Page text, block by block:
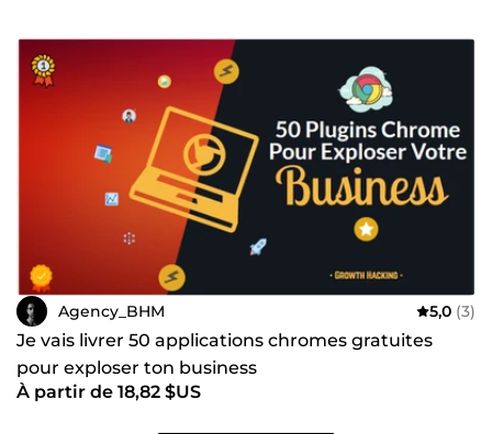
Agency_BHM 5,0 (3)
Je vais livrer 50 applications chromes gratuites
pour exploser ton business
À partir de 18,82 $US